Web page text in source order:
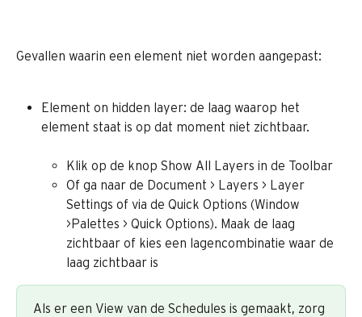
Gevallen waarin een element niet worden aangepast:
Element on hidden layer: de laag waarop het
element staat is op dat moment niet zichtbaar.
Klik op de knop Show All Layers in de Toolbar
Of ga naar de Document > Layers > Layer
Settings of via de Quick Options (Window
>Palettes > Quick Options). Maak de laag
zichtbaar of kies een lagencombinatie waar de
laag zichtbaar is
Als er een View van de Schedules is gemaakt, zorg